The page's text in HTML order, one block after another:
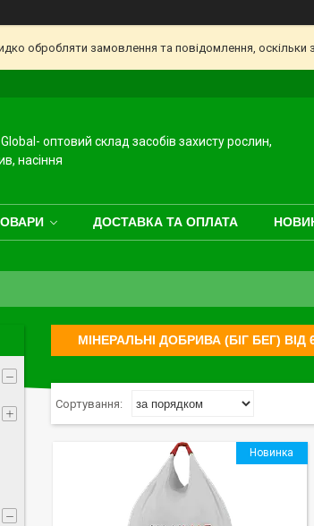
обробляти замовлення та повідомлення, оскільки
оптовий склад засобів захисту рослин,
насіння
ДОСТАВКА ТА ОПЛАТА
МІНЕРАЛЬНІ ДОБРИВА (БІГ БЕГ) ВІД
Новинка